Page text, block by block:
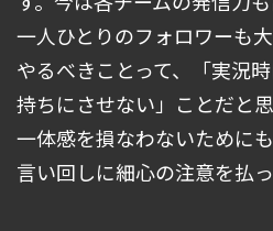
一人ひとりのフォロワーも
やるべきことって、「実況
持ちにさせない」ことだと
一体感を損なわないために
言い回しに細心の注意を払っ